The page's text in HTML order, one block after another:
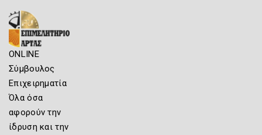
ONLINE
Σύμβουλος
Επιχειρηματία
Όλα όσα
αφορούν την
ίδρυση και την